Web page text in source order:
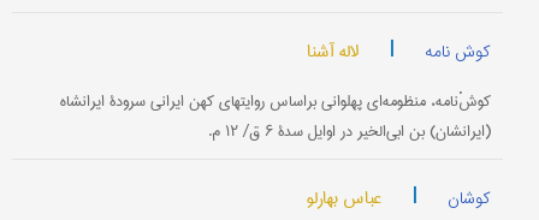
کوش نامه | لاله آشنا
کوشْ‌نامه، منظومه‌ای پهلوانی براساس روایتهای کهن ایرانی سرودۀ ایرانشاه
(ایرانشان) بن ابی‌الخیر در اوایل سدۀ ۶ ق/ ۱۲ م.
کوشان | عباس بهارلو